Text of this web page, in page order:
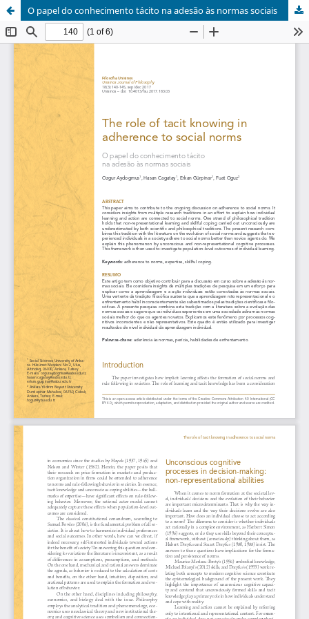
O papel do conhecimento tácito na adesão às normas sociais